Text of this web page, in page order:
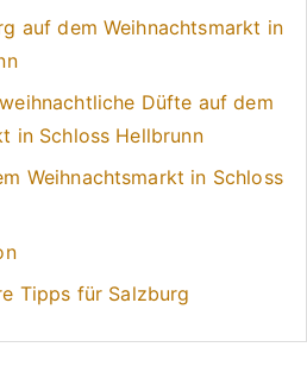
auf dem Weihnachtsmarkt in
Düfte auf dem
in Schloss Hellbrunn
Weihnachtsmarkt in Schloss
Tipps für Salzburg